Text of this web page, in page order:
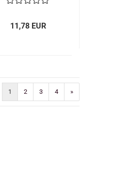
11,78 EUR
1 2 3 4 »